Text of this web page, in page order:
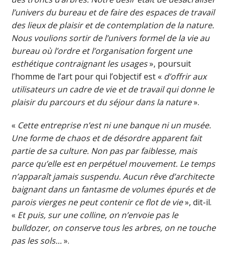
l’univers du bureau et de faire des espaces de travail
des lieux de plaisir et de contemplation de la nature.
Nous voulions sortir de l’univers formel de la vie au
bureau où l’ordre et l’organisation forgent une
esthétique contraignant les usages», poursuit
l’homme de l’art pour qui l’objectif est « d’offrir aux
utilisateurs un cadre de vie et de travail qui donne le
plaisir du parcours et du séjour dans la nature».
« Cette entreprise n’est ni une banque ni un musée.
Une forme de chaos et de désordre apparent fait
partie de sa culture. Non pas par faiblesse, mais
parce qu’elle est en perpétuel mouvement. Le temps
n’apparaît jamais suspendu. Aucun rêve d’architecte
baignant dans un fantasme de volumes épurés et de
parois vierges ne peut contenir ce flot de vie», dit-il.
« Et puis, sur une colline, on n’envoie pas le
bulldozer, on conserve tous les arbres, on ne touche
pas les sols…».